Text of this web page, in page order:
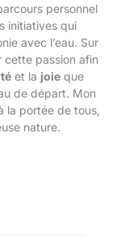
personnel
initiatives qui
avec l’eau. Sur
cette passion afin
et la joie que
de départ. Mon
la portée de tous,
nature.